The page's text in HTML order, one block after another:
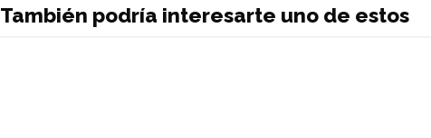
También podría interesarte uno de estos